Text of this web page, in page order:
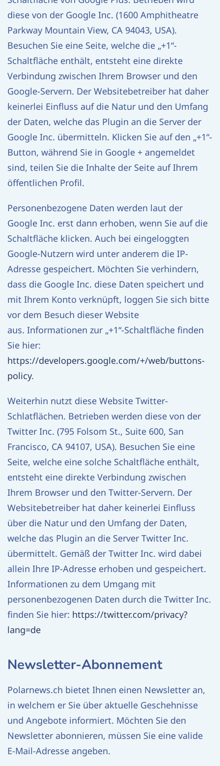
diese von der Google Inc. (1600 Amphitheatre
Parkway Mountain View, CA 94043, USA).
Besuchen Sie eine Seite, welche die „+1“-
Schaltfläche enthält, entsteht eine direkte
Verbindung zwischen Ihrem Browser und den
Google-Servern. Der Websitebetreiber hat daher
keinerlei Einfluss auf die Natur und den Umfang
der Daten, welche das Plugin an die Server der
Google Inc. übermitteln. Klicken Sie auf den „+1“-
Button, während Sie in Google + angemeldet
sind, teilen Sie die Inhalte der Seite auf Ihrem
öffentlichen Profil.
Personenbezogene Daten werden laut der
Google Inc. erst dann erhoben, wenn Sie auf die
Schaltfläche klicken. Auch bei eingeloggten
Google-Nutzern wird unter anderem die IP-
Adresse gespeichert. Möchten Sie verhindern,
dass die Google Inc. diese Daten speichert und
mit Ihrem Konto verknüpft, loggen Sie sich bitte
vor dem Besuch dieser Website
aus. Informationen zur „+1“-Schaltfläche finden
Sie hier:
https://developers.google.com/+/web/buttons-
policy.
Weiterhin nutzt diese Website Twitter-
Schlatflächen. Betrieben werden diese von der
Twitter Inc. (795 Folsom St., Suite 600, San
Francisco, CA 94107, USA). Besuchen Sie eine
Seite, welche eine solche Schaltfläche enthält,
entsteht eine direkte Verbindung zwischen
Ihrem Browser und den Twitter-Servern. Der
Websitebetreiber hat daher keinerlei Einfluss
über die Natur und den Umfang der Daten,
welche das Plugin an die Server Twitter Inc.
übermittelt. Gemäß der Twitter Inc. wird dabei
allein Ihre IP-Adresse erhoben und gespeichert.
Informationen zu dem Umgang mit
personenbezogenen Daten durch die Twitter Inc.
finden Sie hier: https://twitter.com/privacy?
lang=de
Newsletter-Abonnement
Polarnews.ch bietet Ihnen einen Newsletter an,
in welchem er Sie über aktuelle Geschehnisse
und Angebote informiert. Möchten Sie den
Newsletter abonnieren, müssen Sie eine valide
E-Mail-Adresse angeben.